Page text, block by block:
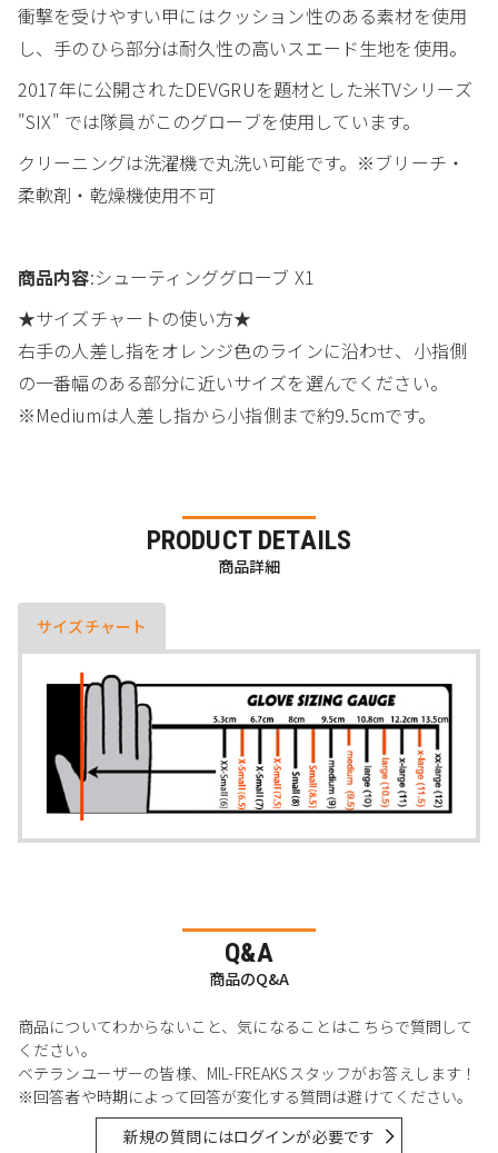
衝撃を受けやすい甲にはクッション性のある素材を使用
し、手のひら部分は耐久性の高いスエード生地を使用。
2017年に公開されたDEVGRUを題材とした米TVシリーズ
"SIX" では隊員がこのグローブを使用しています。
クリーニングは洗濯機で丸洗い可能です。※ブリーチ・
柔軟剤・乾燥機使用不可
商品内容:シューティンググローブ X1
★サイズチャートの使い方★
右手の人差し指をオレンジ色のラインに沿わせ、小指側
の一番幅のある部分に近いサイズを選んでください。
※Mediumは人差し指から小指側まで約9.5cmです。
PRODUCT DETAILS
商品詳細
サイズチャート
Q&A
商品のQ&A
商品についてわからないこと、気になることはこちらで質問して
ください。
ベテランユーザーの皆様、MIL-FREAKSスタッフがお答えします！
※回答者や時期によって回答が変化する質問は避けてください。
新規の質問にはログインが必要です